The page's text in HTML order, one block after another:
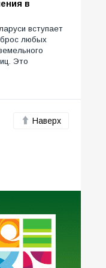
в
вступает
любых
Это
Наверх